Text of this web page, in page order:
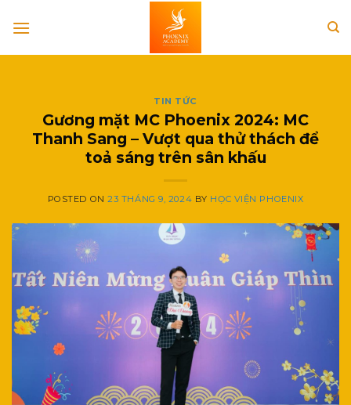
TIN TỨC
Gương mặt MC Phoenix 2024: MC
Thanh Sang – Vượt qua thử thách để
toả sáng trên sân khấu
POSTED ON23 THÁNG 9, 2024 BY HỌC VIỆN PHOENIX